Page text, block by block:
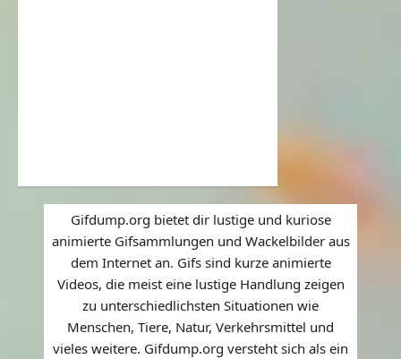
Gifdump.org bietet dir lustige und kuriose
animierte Gifsammlungen und Wackelbilder aus
dem Internet an. Gifs sind kurze animierte
Videos, die meist eine lustige Handlung zeigen
zu unterschiedlichsten Situationen wie
Menschen, Tiere, Natur, Verkehrsmittel und
vieles weitere. Gifdump.org versteht sich als ein